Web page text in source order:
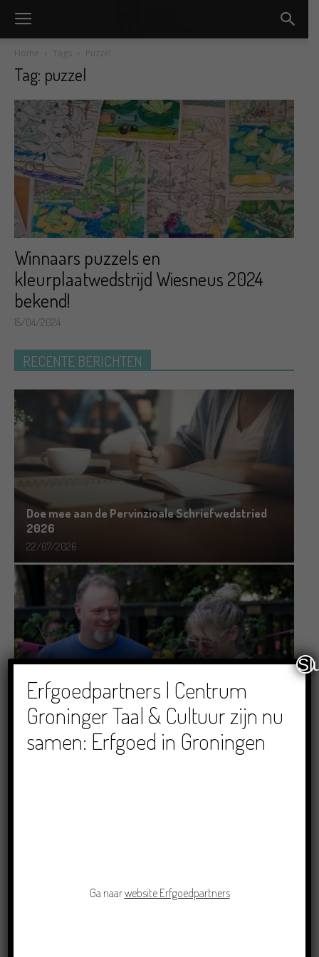
Home Tags Puzzel
Tag: puzzel
Winnaars puzzels en
kleurplaatwedstrijd Wiesneus 2024
bekend!
15/04/2024
RECENTE BERICHTEN
Doe mee aan de Pervinzioale Schriefwedstried
2026
22/07/2026
Dichters in de Prinsentuin: Verslag Zomor Wat
Ommaans
29/06/2026
Erfgoedpartners | Centrum
Groninger Taal & Cultuur zijn nu
samen: Erfgoed in Groningen
Ga naarwebsite Erfgoedpartners